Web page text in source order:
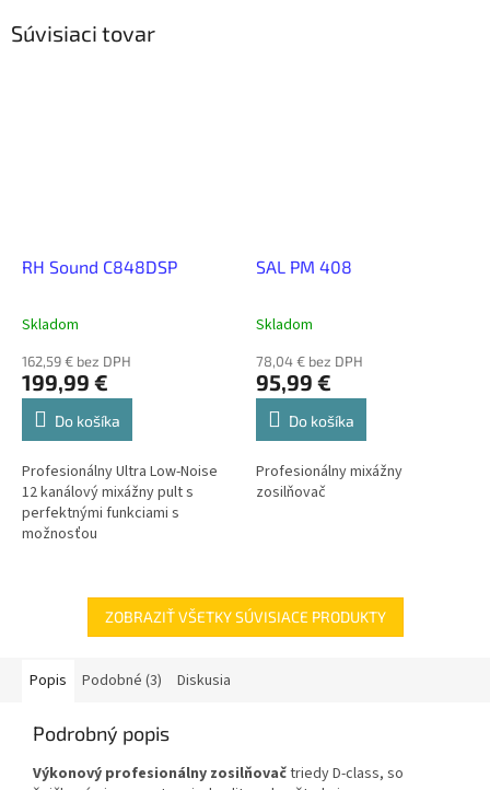
Súvisiaci tovar
RH Sound C848DSP
Skladom
162,59 € bez DPH
199,99 €
Do košíka
Profesionálny Ultra Low-Noise
12 kanálový mixážny pult s
perfektnými funkciami s
možnosťou
hudby cez Bluetooth a s...
SAL PM 408
Skladom
78,04 € bez DPH
95,99 €
Do košíka
Profesionálny mixážny
zosilňovač
ZOBRAZIŤ VŠETKY SÚVISIACE PRODUKTY
Popis Podobné (3) Diskusia
Podrobný popis
Výkonový profesionálny zosilňovačtriedy D-class, so